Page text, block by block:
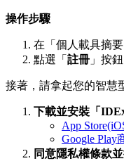
操作步驟
在「個人載具摘
點選「 註冊 」按
接著，請拿起您的智慧
下載並安裝「
App
Google Play
同意隱私權條款